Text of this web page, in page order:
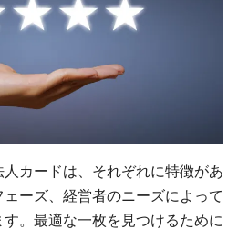
カードは、それぞれに特徴があ
ーズ、経営者のニーズによって
。最適な一枚を見つけるために